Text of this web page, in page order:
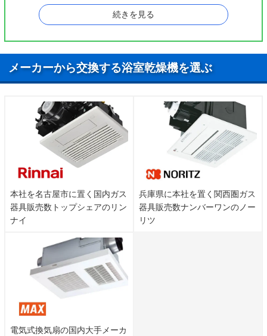
田元町、津田山手、堤町、出口、出屋敷西町、出屋
敷元町、藤田町、堂山、堂山東町
ナ行
長尾荒阪、長尾家具町、長尾北町、長尾台、長尾谷
長尾宮前、長尾元町、中宮大池、中宮北町、中宮西
之町、中宮東之町、中宮本町、中宮山戸町、渚内
野、渚栄町、渚西、渚東町、渚本町、渚南町、渚元
町、西禁野、西招提町、西田宮町、西船橋、西牧
野、野村北町、野村中町、野村南町、野村元町
ハ行
走谷、東香里、東香里新町、東香里南町、東香里元
町、東田宮、東藤田町、東中振、東船橋、東牧野
町、東山、樋之上町、氷室台、枚方上之町、枚方公
園町、枚方元町、藤阪北町、藤阪天神町、藤阪中
橋本町、星丘、穂谷
牧野北町、牧野阪、牧野下島町、牧野本町、町楠
丘町、宮之阪、宮之下町、村野高見台、村野西町、
村野東町、村野本町、村野南町、三栗
養父丘、養父西町、養父東町、養父元町、山田池北
町、山田池公園、山田池東町、山田池南町、山之
ワ行 王仁公園
続きを見る
メーカーから交換する浴室乾燥機を選ぶ
本社を名古屋市に置く国内ガス
器具販売数トップシェアのリン
ナイ
兵庫県に本社を置く関西圏ガス
器具販売数ナンバーワンのノー
リツ
電気式換気扇の国内大手メーカ